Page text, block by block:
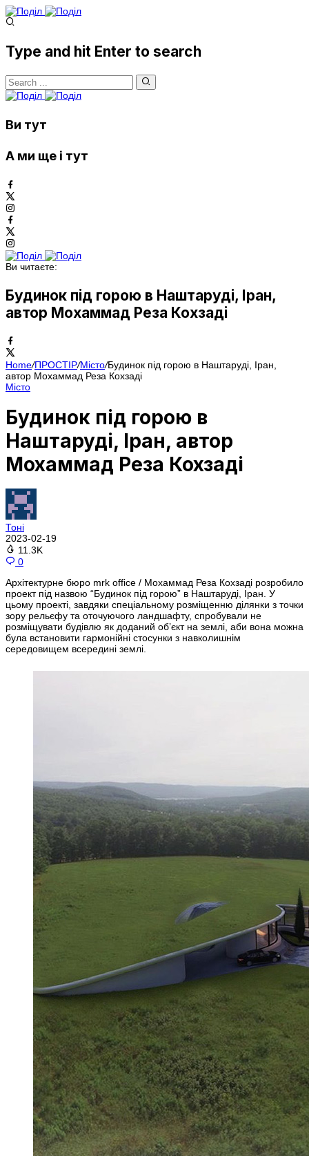
Type and hit Enter to search
Ви тут
А ми ще і тут
Ви читаєте:
Будинок під горою в Наштаруді, Іран,
автор Мохаммад Реза Кохзаді
Home/ПРОСТІР/Місто/Будинок під горою в Наштаруді, Іран,
автор Мохаммад Реза Кохзаді
Місто
Будинок під горою в
Наштаруді, Іран, автор
Мохаммад Реза Кохзаді
Тоні
2023-02-19
11.3K
0
Архітектурне бюро mrk office / Мохаммад Реза Кохзаді розробило
проект під назвою “Будинок під горою” в Наштаруді, Іран. У
цьому проекті, завдяки спеціальному розміщенню ділянки з точки
зору рельєфу та оточуючого ландшафту, спробували не
розміщувати будівлю як доданий об’єкт на землі, аби вона можна
була встановити гармонійні стосунки з навколишнім
середовищем всередині землі.